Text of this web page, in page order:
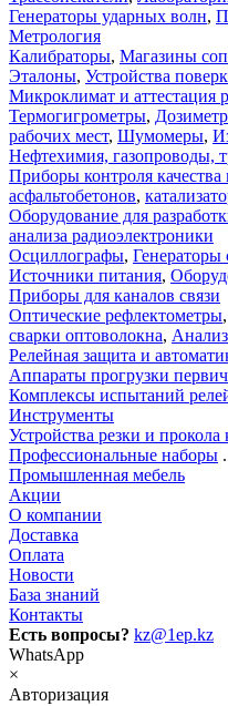
Генераторы ударных волн,
Метрология
Калибраторы, Магазины
Эталоны, Устройства
Микроклимат и аттестация
Термогигрометры,
рабочих мест, Шумомеры,
Нефтехимия, газопроводы,
Приборы контроля качества
асфальтобетонов,
Оборудование для
анализа радиоэлектроники
Осциллографы, Генераторы
Источники питания,
Приборы для каналов связи
Оптические рефлектометры,
сварки оптоволокна,
Релейная защита и
Аппараты прогрузки
Комплексы испытаний
Инструменты
Устройства резки и прокола
Профессиональные наборы
Промышленная мебель
Акции
О компании
Доставка
Оплата
Новости
База знаний
Контакты
Есть вопросы? kz@1ep.kz
WhatsApp
×
Авторизация